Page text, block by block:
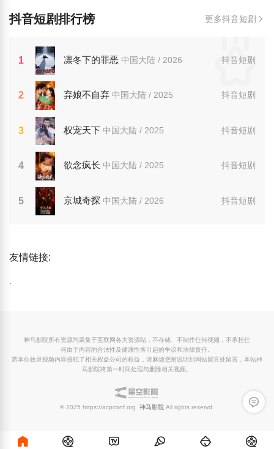
抖音短剧排行榜 更多抖音短剧
1 抖音短剧
凛冬下的罪恶 中国大陆 / 2026
2 抖音短剧
弃娘不自弃 中国大陆 / 2025
3 抖音短剧
权宠天下 中国大陆 / 2025
4 抖音短剧
欲念疯长 中国大陆 / 2025
5 抖音短剧
京城奇探 中国大陆 / 2026
友情链接:
留言反
神马影院所有资源均采集于互联网各大资源站，不存储、不制作任何视频，不承担任
何由于内容的合法性及健康性所引起的争议和法律责任。
若本站收录视频内容侵犯了相关权益公司的权益，请麻烦您附说明到网站留言处留言，本站神
马影院将第一时间处理与删除相关视频。
© 2025 https://acpconf.org 神马影院 All rights reservd.